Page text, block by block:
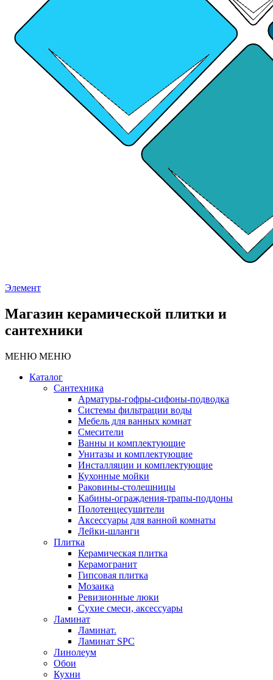
Элемент
Магазин керамической плитки и
сантехники
МЕНЮ МЕНЮ
Каталог
Сантехника
Арматуры-гофры-сифоны-подводка
Системы фильтрации воды
Мебель для ванных комнат
Смесители
Ванны и комплектующие
Унитазы и комплектующие
Инсталляции и комплектующие
Кухонные мойки
Раковины-столешницы
Кабины-ограждения-трапы-поддоны
Полотенцесушители
Аксессуары для ванной комнаты
Лейки-шланги
Плитка
Керамическая плитка
Керамогранит
Гипсовая плитка
Мозаика
Ревизионные люки
Сухие смеси, аксессуары
Ламинат
Ламинат.
Ламинат SPC
Линолеум
Обои
Кухни